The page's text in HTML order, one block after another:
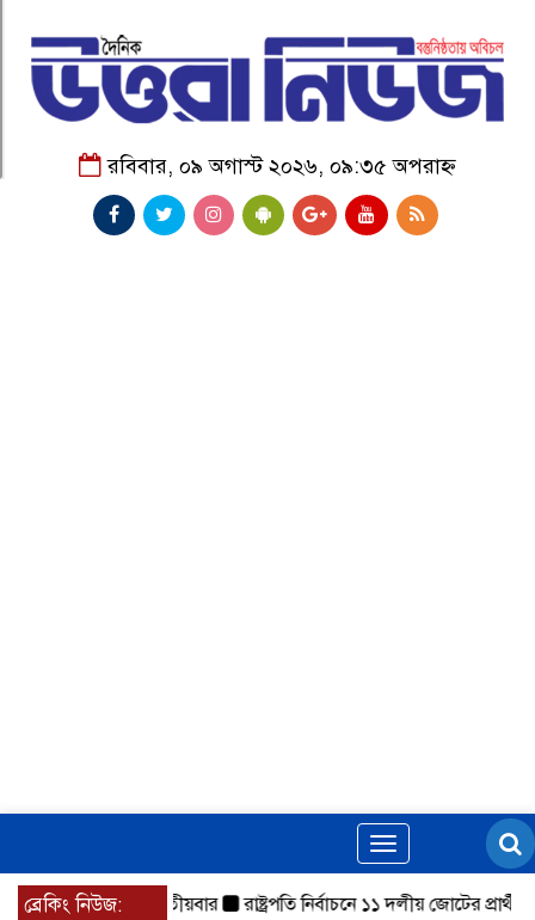
রবিবার, ০৯ অগাস্ট ২০২৬, ০৯:৩৫ অপরাহ্ন
Toggle
navigation
ব্রেকিং নিউজ:
ভোট, ইতিহাসে দ্বিতীয়বার রাষ্ট্রপতি নির্বাচনে ১১ দলীয় জোটের প্রার্থী